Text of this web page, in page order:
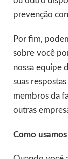
prevenção
Por fim,
sobre você
nossa equipe
suas
membros da
outras
Como